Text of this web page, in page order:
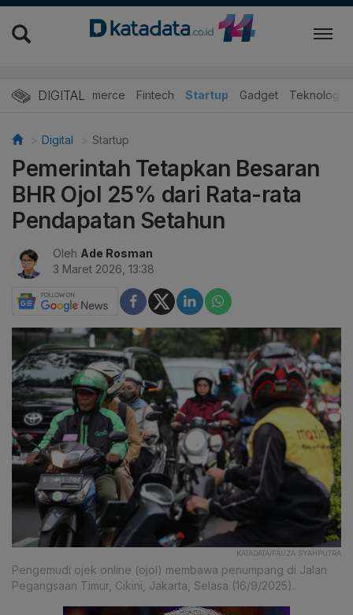
DIGITAL
E-Commerce Fintech Startup Gadget Teknologi
Digital Startup
Pemerintah Tetapkan Besaran
BHR Ojol 25% dari Rata-rata
Pendapatan Setahun
Oleh Ade Rosman
3 Maret 2026, 13:38
KATADATA/FAUZA SYAHPUTRA
Pengemudi ojek online (ojol) membawa penumpang di Jalan
Pegangsaan Timur, Cikini, Jakarta, Selasa (16/9/2025).